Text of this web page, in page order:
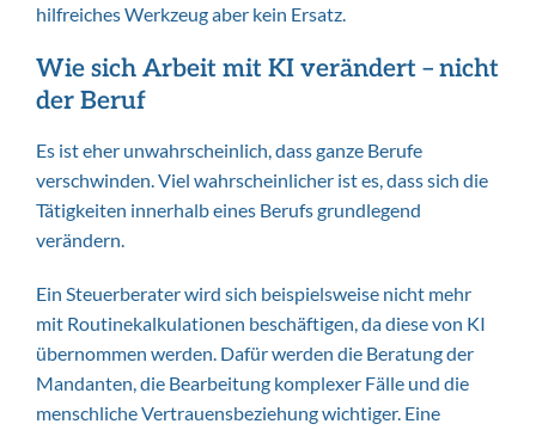
hilfreiches Werkzeug aber kein Ersatz.
Wie sich Arbeit mit KI verändert – nicht
der Beruf
Es ist eher unwahrscheinlich, dass ganze Berufe
verschwinden. Viel wahrscheinlicher ist es, dass sich die
Tätigkeiten innerhalb eines Berufs grundlegend
verändern.
Ein Steuerberater wird sich beispielsweise nicht mehr
mit Routinekalkulationen beschäftigen, da diese von KI
übernommen werden. Dafür werden die Beratung der
Mandanten, die Bearbeitung komplexer Fälle und die
menschliche Vertrauensbeziehung wichtiger. Eine